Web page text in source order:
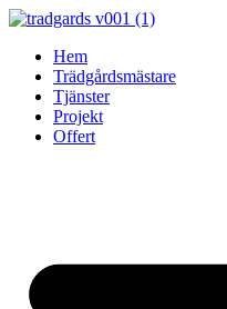
Skip
contentHem
Trädgårdsmästare
Tjänster
Projekt
Offert